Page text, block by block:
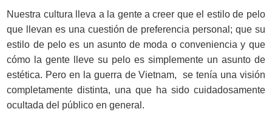
Nuestra cultura lleva a la gente a creer que el estilo de pelo
que llevan es una cuestión de preferencia personal; que su
estilo de pelo es un asunto de moda o conveniencia y que
cómo la gente lleve su pelo es simplemente un asunto de
estética. Pero en la guerra de Vietnam, se tenía una visión
completamente distinta, una que ha sido cuidadosamente
ocultada del público en general.